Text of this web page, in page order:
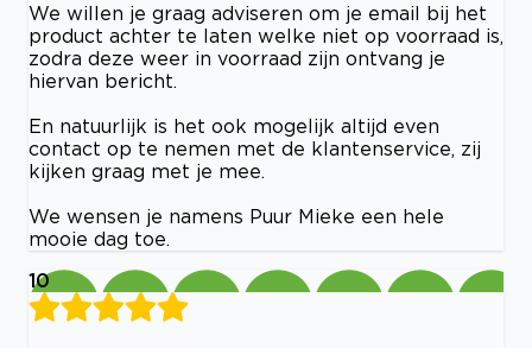
We willen je graag adviseren om je email bij het
product achter te laten welke niet op voorraad is,
zodra deze weer in voorraad zijn ontvang je
hiervan bericht.
En natuurlijk is het ook mogelijk altijd even
contact op te nemen met de klantenservice, zij
kijken graag met je mee.
We wensen je namens Puur Mieke een hele
mooie dag toe.
10